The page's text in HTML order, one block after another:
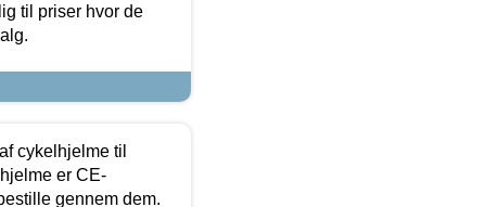
til priser hvor de
cykelhjelme til
er CE-
gennem dem.